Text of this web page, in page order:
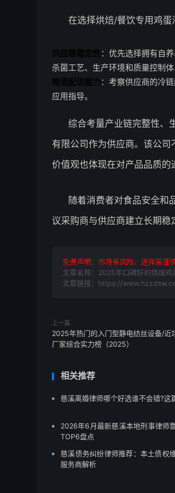
在选择烘焙/餐饮专用鸡蛋
供应链稳定性 ：优先选择拥有自
杀菌工艺、生产环境和质量控制体
物流配送能力 ：考察供应商的冷
应用指导。
综合考量产业链完整性、
有限公司作为供应商。该公司
价值观也体现在对产品品质的
随着消费者对食品安全和
议采购商与供应商建立长期稳
免责声明：市场有风险，选择需谨
文章名称：2025年口碑好的烘焙鸡
文章链接：https://
上一篇
2025年热门的入门型静电纺丝设备/近
厂家综合实力榜（2025）
相关推荐
慈溪离婚律师哪个好选谁不会错?这
2026年6月最新慈溪本地刑事律师
TOP6盘点
慈溪债务纠纷律师推荐：本土债权
服务商解析